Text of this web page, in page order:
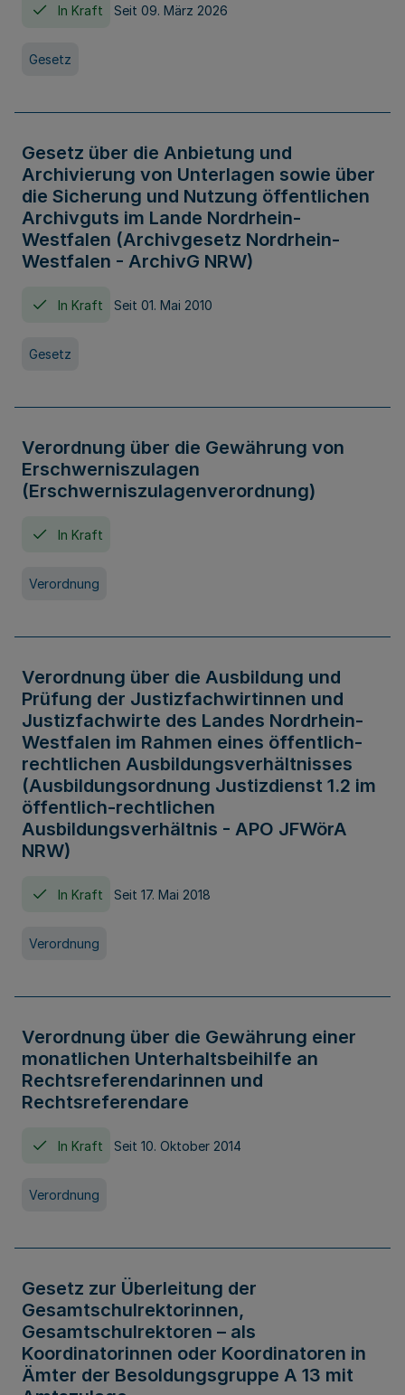
In Kraft Seit 09. März 2026
Gesetz
Gesetz über die Anbietung und
Archivierung von Unterlagen sowie über
die Sicherung und Nutzung öffentlichen
Archivguts im Lande Nordrhein-
Westfalen (Archivgesetz Nordrhein-
Westfalen - ArchivG NRW)
In Kraft Seit 01. Mai 2010
Gesetz
Verordnung über die Gewährung von
Erschwerniszulagen
(Erschwerniszulagenverordnung)
In Kraft
Verordnung
Verordnung über die Ausbildung und
Prüfung der Justizfachwirtinnen und
Justizfachwirte des Landes Nordrhein-
Westfalen im Rahmen eines öffentlich-
rechtlichen Ausbildungsverhältnisses
(Ausbildungsordnung Justizdienst 1.2 im
öffentlich-rechtlichen
Ausbildungsverhältnis - APO JFWörA
NRW)
In Kraft Seit 17. Mai 2018
Verordnung
Verordnung über die Gewährung einer
monatlichen Unterhaltsbeihilfe an
Rechtsreferendarinnen und
Rechtsreferendare
In Kraft Seit 10. Oktober 2014
Verordnung
Gesetz zur Überleitung der
Gesamtschulrektorinnen,
Gesamtschulrektoren – als
Koordinatorinnen oder Koordinatoren in
Ämter der Besoldungsgruppe A 13 mit